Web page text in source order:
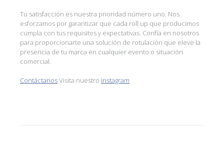
Tu satisfacción es nuestra prioridad número uno. Nos
esforzamos por garantizar que cada roll up que producimos
cumpla con tus requisitos y expectativas. Confía en nosotros
para proporcionarte una solución de rotulación que eleve la
presencia de tu marca en cualquier evento o situación
comercial.
ContáctanosVisita nuestro instagram